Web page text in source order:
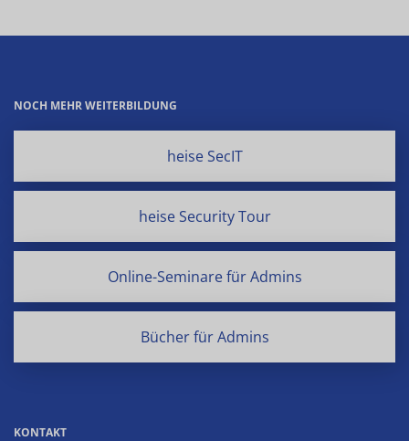
NOCH MEHR WEITERBILDUNG
heise SecIT
heise Security Tour
Online-Seminare für Admins
Bücher für Admins
KONTAKT